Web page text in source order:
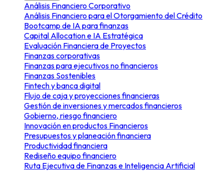
Análisis Financiero Corporativo
Análisis Financiero para el Otorgamiento del Crédito
Bootcamp de IA para finanzas
Capital Allocation e IA Estratégica
Evaluación Financiera de Proyectos
Finanzas corporativas
Finanzas para ejecutivos no financieros
Finanzas Sostenibles
Fintech y banca digital
Flujo de caja y proyecciones financieras
Gestión de inversiones y mercados financieros
Gobierno, riesgo financiero
Innovación en productos Financieros
Presupuestos y planeación financiera
Productividad financiera
Rediseño equipo financiero
Ruta Ejecutiva de Finanzas e Inteligencia Artificial